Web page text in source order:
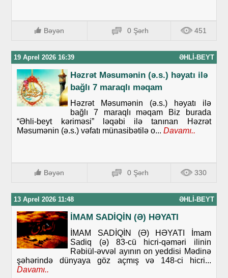
Bəyən 0 Şərh 451
19 Aprel 2026 16:39 ƏHLI-BEYT
Həzrət Məsumənin (ə.s.) həyatı ilə
bağlı 7 maraqlı məqam
Həzrət Məsumənin (ə.s.) həyatı ilə
bağlı 7 maraqlı məqam Biz burada
“Əhli-beyt kəriməsi” ləqəbi ilə tanınan Həzrət
Məsumənin (ə.s.) vəfatı münasibətilə o... Davamı..
Bəyən 0 Şərh 330
13 Aprel 2026 11:48 ƏHLI-BEYT
İMAM SADİQİN (Ə) HƏYATI
İMAM SADİQİN (Ə) HƏYATI İmam
Sadiq (ə) 83-cü hicri-qəməri ilinin
Rəbiül-əvvəl ayının on yeddisi Mədinə
şəhərində dünyaya göz açmış və 148-ci hicri...
Davamı..